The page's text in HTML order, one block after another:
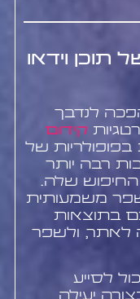
תוכן וידאו
הפכה לנדבך
קידום
של
רבה יותר
שלה.
משמעותית
בתוצאות
לאתר, ולשפר
לסייע